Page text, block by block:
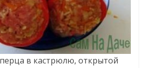
в кастрюлю, открытой